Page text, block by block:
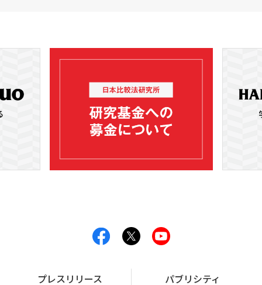
プレスリリース パブリシティ